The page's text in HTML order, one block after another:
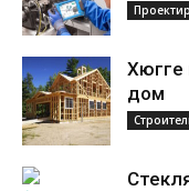
Хюгге
дом